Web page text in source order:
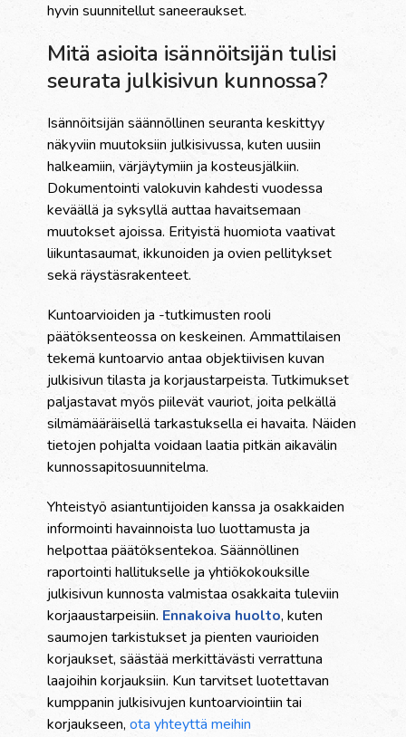
hyvin suunnitellut saneeraukset.
Mitä asioita isännöitsijän tulisi
seurata julkisivun kunnossa?
Isännöitsijän säännöllinen seuranta keskittyy
näkyviin muutoksiin julkisivussa, kuten uusiin
halkeamiin, värjäytymiin ja kosteusjälkiin.
Dokumentointi valokuvin kahdesti vuodessa
keväällä ja syksyllä auttaa havaitsemaan
muutokset ajoissa. Erityistä huomiota vaativat
liikuntasaumat, ikkunoiden ja ovien pellitykset
sekä räystäsrakenteet.
Kuntoarvioiden ja -tutkimusten rooli
päätöksenteossa on keskeinen. Ammattilaisen
tekemä kuntoarvio antaa objektiivisen kuvan
julkisivun tilasta ja korjaustarpeista. Tutkimukset
paljastavat myös piilevät vauriot, joita pelkällä
silmämääräisellä tarkastuksella ei havaita. Näiden
tietojen pohjalta voidaan laatia pitkän aikavälin
kunnossapitosuunnitelma.
Yhteistyö asiantuntijoiden kanssa ja osakkaiden
informointi havainnoista luo luottamusta ja
helpottaa päätöksentekoa. Säännöllinen
raportointi hallitukselle ja yhtiökokouksille
julkisivun kunnosta valmistaa osakkaita tuleviin
korjaaustarpeisiin. Ennakoiva huolto, kuten
saumojen tarkistukset ja pienten vaurioiden
korjaukset, säästää merkittävästi verrattuna
laajoihin korjauksiin. Kun tarvitset luotettavan
kumppanin julkisivujen kuntoarviointiin tai
korjaukseen,ota yhteyttä meihin